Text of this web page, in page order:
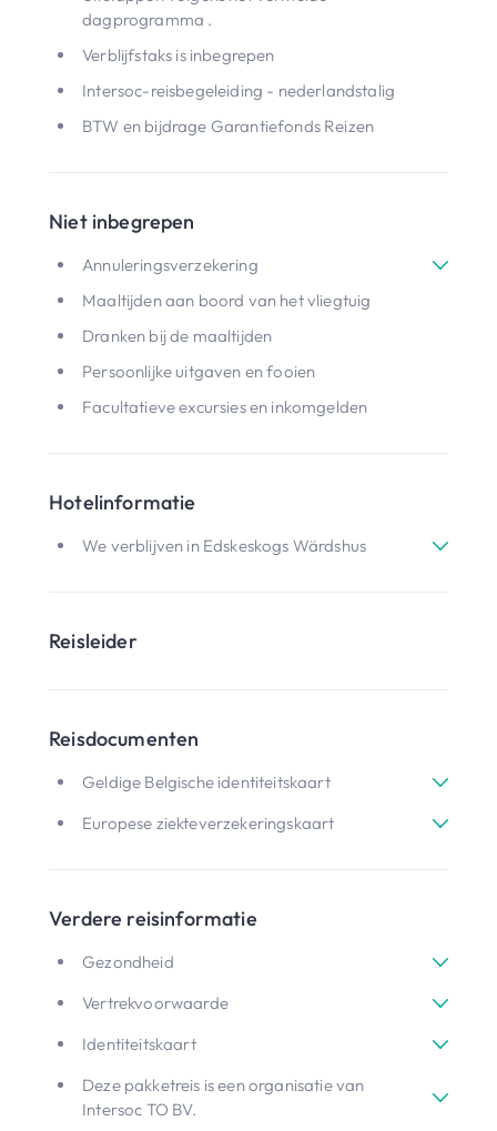
dagprogramma .
Verblijfstaks is inbegrepen
Intersoc-reisbegeleiding - nederlandstalig
BTW en bijdrage Garantiefonds Reizen
Niet inbegrepen
Annuleringsverzekering
Maaltijden aan boord van het vliegtuig
Dranken bij de maaltijden
Persoonlijke uitgaven en fooien
Facultatieve excursies en inkomgelden
Hotelinformatie
We verblijven in Edskeskogs Wärdshus
Reisleider
Reisdocumenten
Geldige Belgische identiteitskaart
Europese ziekteverzekeringskaart
Verdere reisinformatie
Gezondheid
Vertrekvoorwaarde
Identiteitskaart
Deze pakketreis is een organisatie van
Intersoc TO BV.